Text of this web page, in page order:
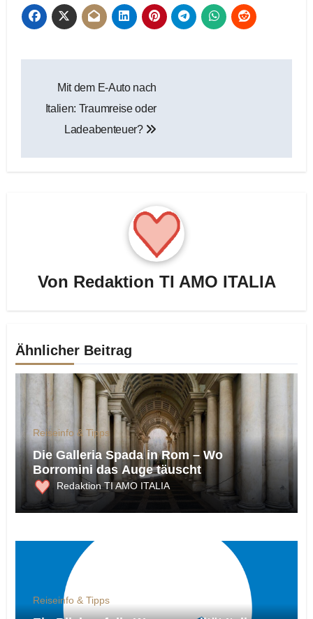
Mit dem E-Auto nach
Italien: Traumreise oder
Ladeabenteuer?
Von Redaktion TI AMO ITALIA
Ähnlicher Beitrag
Reiseinfo & Tipps
Die Galleria Spada in Rom – Wo
Borromini das Auge täuscht
Redaktion TI AMO ITALIA
Reiseinfo & Tipps